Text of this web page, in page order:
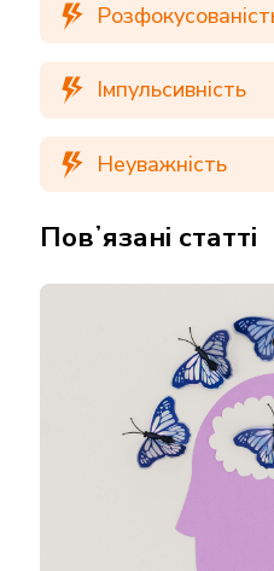
Імпульсивність
Неуважність
Повʼязані статті